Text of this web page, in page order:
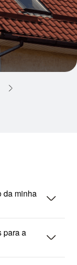
da minha
seta_baixo
para a
seta_baixo